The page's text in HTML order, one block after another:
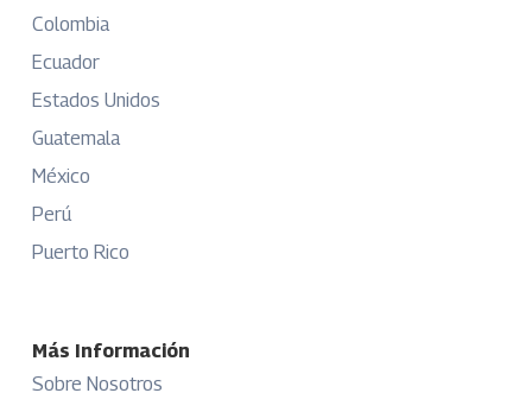
Colombia
Ecuador
Estados Unidos
Guatemala
México
Perú
Puerto Rico
Más Información
Sobre Nosotros